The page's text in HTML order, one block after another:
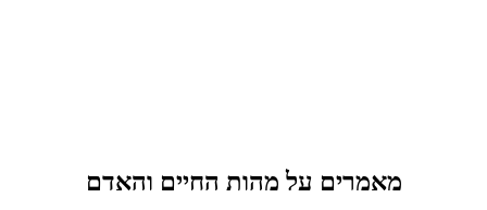
מאמרים על מהות החיים והאדם